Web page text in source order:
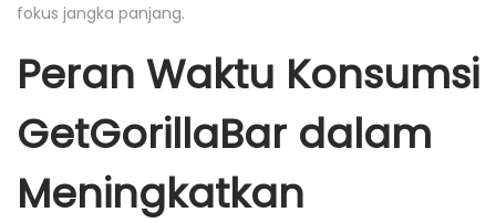
fokus jangka panjang.
Peran Waktu Konsumsi
GetGorillaBar dalam
Meningkatkan